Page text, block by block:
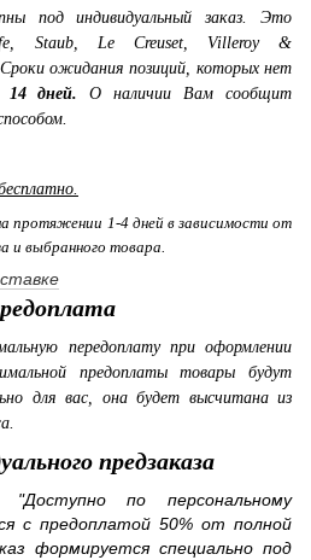
под индивидуальный заказ. Это
Staub, Le Creuset, Villeroy &
ожидания позиций, которых нет
дней. О наличии Вам сообщит
протяжении 1-4 дней в зависимости от
и выбранного товара.
передоплату при оформлении
предоплаты товары будут
для вас, она будет высчитана из
предзаказа
по персональному
с предоплатой 50% от полной
формируется специально под